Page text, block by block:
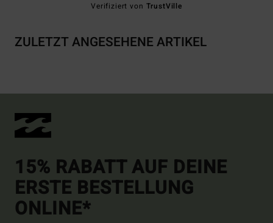
Verifiziert von TrustVille
ZULETZT ANGESEHENE ARTIKEL
15% RABATT AUF DEINE
ERSTE BESTELLUNG
ONLINE*